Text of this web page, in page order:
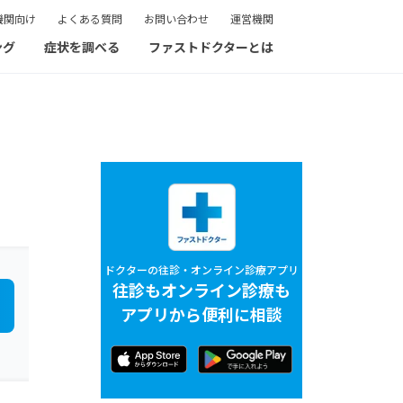
関向け よくある質問 お問い合わせ 運営機関
症状を調べる ファストドクターとは
ドクターの往診・オンライン診療アプリ
往診もオンライン診療も
アプリから便利に相談